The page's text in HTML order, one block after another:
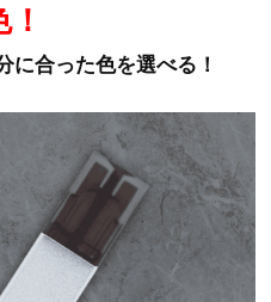
に合った色を選べる！